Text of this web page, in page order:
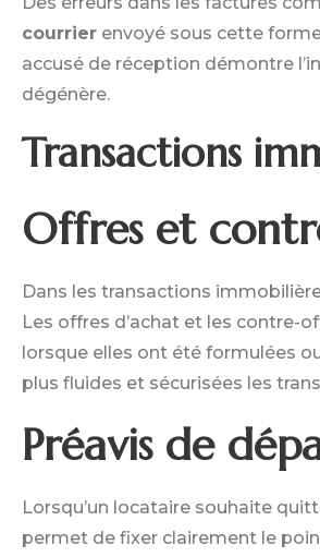
courrier envoyé sous cette
accusé de réception démontre
dégénère.
Transactions
Offres et
Dans les transactions
Les offres d’achat et les contre-
lorsque elles ont été formulées
plus fluides et sécurisées les
Préavis de
Lorsqu’un locataire souhaite
permet de fixer clairement le